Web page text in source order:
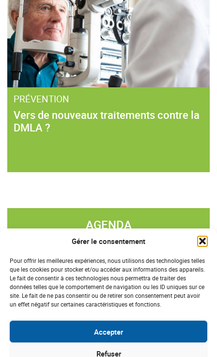
Gérer le consentement
Pour offrir les meilleures expériences, nous utilisons des technologies telles
que les cookies pour stocker et/ou accéder aux informations des appareils.
Le fait de consentir à ces technologies nous permettra de traiter des
données telles que le comportement de navigation ou les ID uniques sur ce
site. Le fait de ne pas consentir ou de retirer son consentement peut avoir
un effet négatif sur certaines caractéristiques et fonctions.
Accepter
Refuser
PRÉVENTION
Vers de nouveaux traitements contre la
DMLA ?
AGENDA
« AOÛT 2026 »
L M M J V S
D
27
28 29 30 31 1
2
3
4 5 6 7 8
17
18 19 20 21 22
23